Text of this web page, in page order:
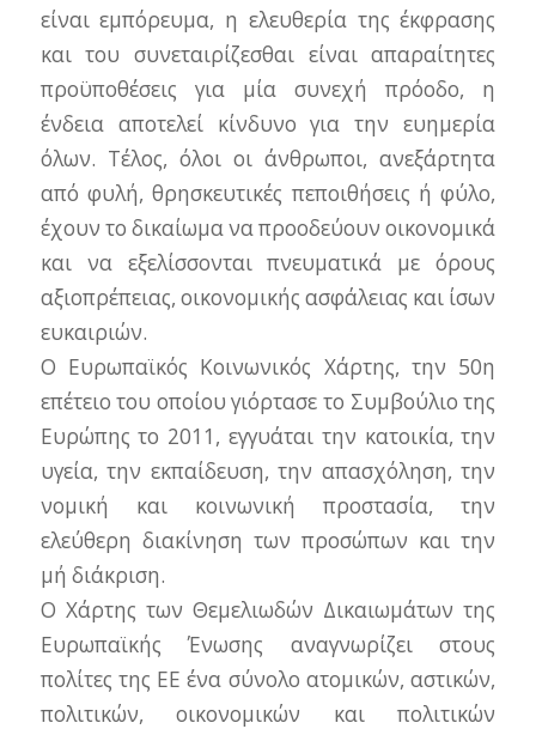
είναι εμπόρευμα, η ελευθερία της έκφρασης
και του συνεταιρίζεσθαι είναι απαραίτητες
προϋποθέσεις για μία συνεχή πρόοδο, η
ένδεια αποτελεί κίνδυνο για την ευημερία
όλων. Τέλος, όλοι οι άνθρωποι, ανεξάρτητα
από φυλή, θρησκευτικές πεποιθήσεις ή φύλο,
έχουν το δικαίωμα να προοδεύουν οικονομικά
και να εξελίσσονται πνευματικά με όρους
αξιοπρέπειας, οικονομικής ασφάλειας και ίσων
ευκαιριών.
Ο Ευρωπαϊκός Κοινωνικός Χάρτης, την 50η
επέτειο του οποίου γιόρτασε το Συμβούλιο της
Ευρώπης το 2011, εγγυάται την κατοικία, την
υγεία, την εκπαίδευση, την απασχόληση, την
νομική και κοινωνική προστασία, την
ελεύθερη διακίνηση των προσώπων και την
μή διάκριση.
Ο Χάρτης των Θεμελιωδών Δικαιωμάτων της
Ευρωπαϊκής Ένωσης αναγνωρίζει στους
πολίτες της ΕΕ ένα σύνολο ατομικών, αστικών,
πολιτικών, οικονομικών και πολιτικών